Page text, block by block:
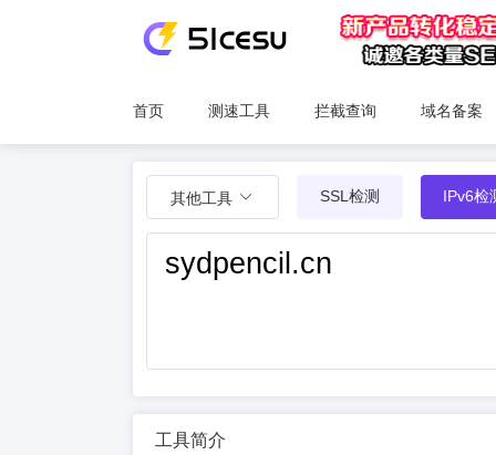
首页 测速工具 拦截查询 域名备案
其他工具 SSL检测 IPv6检
工具简介